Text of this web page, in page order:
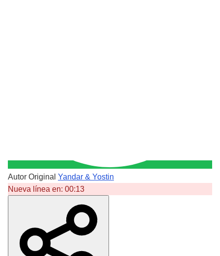
Autor Original Yandar & Yostin
Nueva línea en: 00:13